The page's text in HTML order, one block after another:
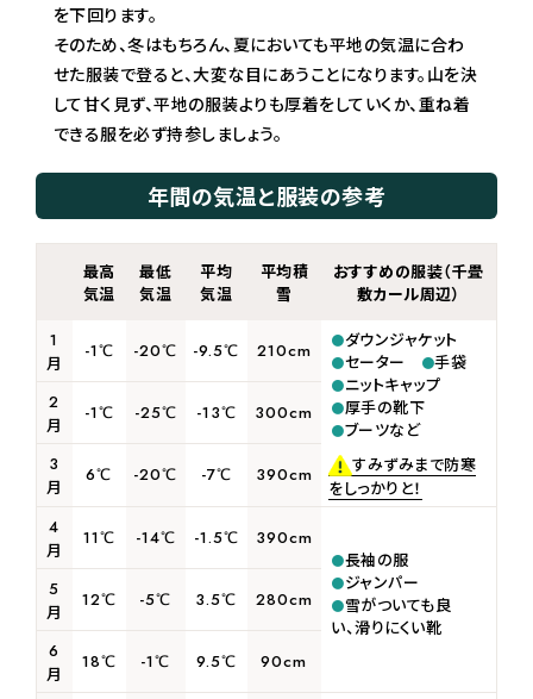
を下回ります。
そのため、冬はもちろん、夏においても平地の気温に合わ
せた服装で登ると、大変な目にあうことになります。山を決
して甘く見ず、平地の服装よりも厚着をしていくか、重ね着
できる服を必ず持参しましょう。
年間の気温と服装の参考
最高
気温
最低
気温
平均
気温
平均積
雪
おすすめの服装（千畳
敷カール周辺）
1
月
-1℃ -20℃ -9.5℃ 210cm
ダウンジャケット
セーター
手袋
ニットキャップ
厚手の靴下
ブーツなど
すみずみまで防寒
をしっかりと！
2
月
-1℃ -25℃ -13℃ 300cm
3
月
6℃ -20℃ -7℃ 390cm
4
月
11℃ -14℃ -1.5℃
390cm
長袖の服
ジャンパー
雪がついても良
い、滑りにくい靴
5
月
12℃ -5℃ 3.5℃ 280cm
6
月
18℃ -1℃ 9.5℃ 90cm